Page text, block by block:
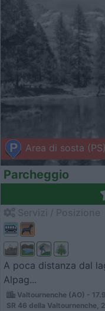
Area di sosta (PS)
Parcheggio
A poca distanza dal
Alpag...
Valtournenche (AO) -
SR 46 della Valtournenche,